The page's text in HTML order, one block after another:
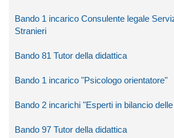
Bando 1 incarico Consulente legale
Stranieri
Bando 81 Tutor della didattica
Bando 1 incarico "Psicologo orientatore"
Bando 2 incarichi "Esperti in bilancio
Bando 97 Tutor della didattica